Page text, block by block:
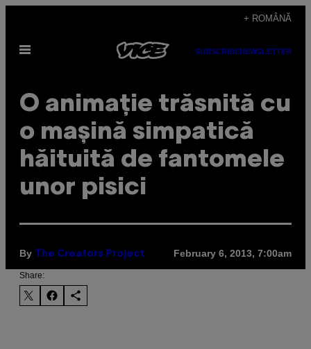
content
+ ROMÂNĂ
Open
SUBSCRIBENEWSLETTER
O animație trăsnită cu
o mașină simpatică
hăituită de fantomele
unor pisici
By The Creators Project February 6, 2013, 7:00am
Share: